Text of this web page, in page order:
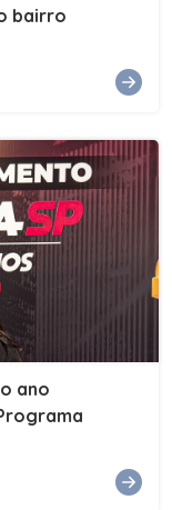
bairro
ano